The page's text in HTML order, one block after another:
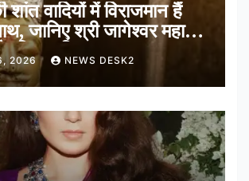
शांत वादियों में विराजमान हैं
जानिए श्री जागेश्वर महादेव
इतिहास
2026 NEWS DESK2